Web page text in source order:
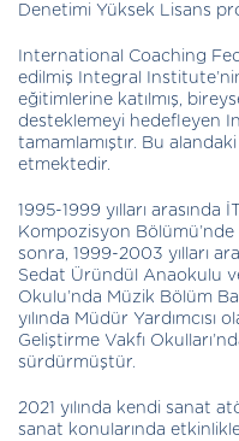
Denetimi Yüksek Lisans
International Coaching
edilmiş Integral
eğitimlerine katılmış,
desteklemeyi hedefleyen
tamamlamıştır. Bu
etmektedir.
1995-1999 yılları arasında
Kompozisyon
sonra, 1999-2003 yılları
Sedat Üründül Anaokulu
Okulu’nda Müzik Bölüm
yılında Müdür Yardımcısı
Geliştirme Vakfı
sürdürmüştür.
2021 yılında kendi sanat
sanat konularında